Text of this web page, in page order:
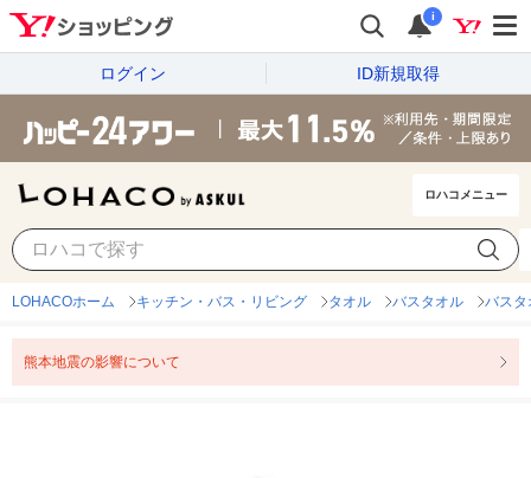
i
ログイン ID新規取得
ロハコメニュー
LOHACOホーム キッチン・バス・リビング タオル バスタオル バスタ
熊本地震の影響について